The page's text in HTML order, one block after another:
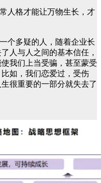
人格才能让万物生长，才
个多疑的人，随着企业长
人与人之间的基本信任，
我们上当受骗，甚至蒙受
如，我们恋爱过，受伤
很重要的一部分就失去了